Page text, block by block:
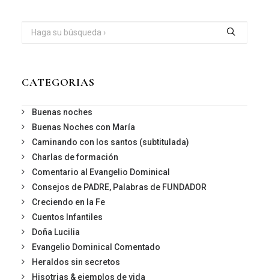
CATEGORIAS
Buenas noches
Buenas Noches con María
Caminando con los santos (subtitulada)
Charlas de formación
Comentario al Evangelio Dominical
Consejos de PADRE, Palabras de FUNDADOR
Creciendo en la Fe
Cuentos Infantiles
Doña Lucilia
Evangelio Dominical Comentado
Heraldos sin secretos
Hisotrias & ejemplos de vida